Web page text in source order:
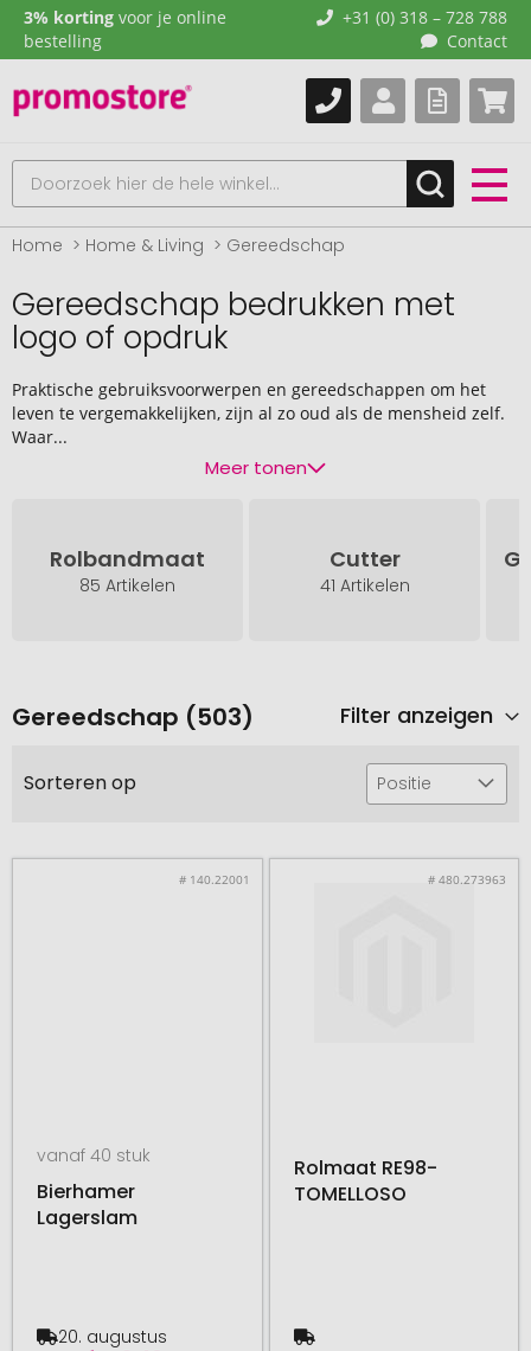
3% korting voor je online
bestelling
+31 (0) 318 – 728 788
Contact
Home Home & Living Gereedschap
Gereedschap bedrukken met
logo of opdruk
Praktische gebruiksvoorwerpen en gereedschappen om het
leven te vergemakkelijken, zijn al zo oud als de mensheid zelf.
Waar...
Meer tonen
Rolbandmaat
85 Artikelen
Cutter
41 Artikelen
Gereedschap (503) Filter anzeigen
Sorteren op Positie
# 140.22001
vanaf 40 stuk
Bierhamer
Lagerslam
20. augustus
# 480.273963
Rolmaat RE98-
TOMELLOSO